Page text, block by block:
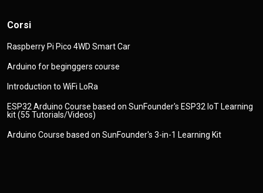
Corsi
Raspberry Pi Pico 4WD Smart Car
Arduino for beginggers course
Introduction to WiFi LoRa
ESP32 Arduino Course based on SunFounder's ESP32 IoT Learning
kit (55 Tutorials/Videos)
Arduino Course based on SunFounder's 3-in-1 Learning Kit